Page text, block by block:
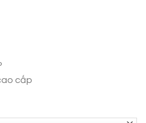
cấp